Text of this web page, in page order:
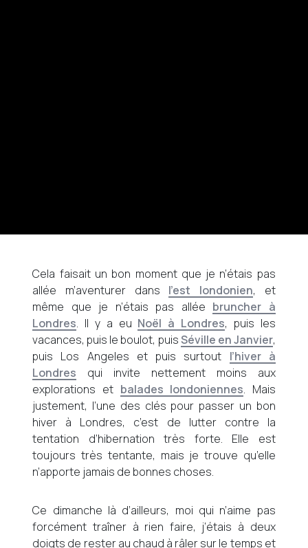
Cela faisait un bon moment que je n’étais pas
allée m’aventurer dans l’est londonien, et
même que je n’étais pas allée bruncher à
Londres. Il y a eu Noël à Londres, puis les
vacances, puis le boulot, puisSéville en Janvier,
puis Los Angeles et puis surtout l’hiver à
Londres qui invite nettement moins aux
explorations et balades londoniennes. Mais
justement, l’une des clés pour passer un bon
hiver à Londres, c’est de lutter contre la
tentation d’hibernation très forte. Elle est
toujours très tentante, mais je trouve qu’elle
n’apporte jamais de bonnes choses.
Ce dimanche là d’ailleurs, moi qui n’aime pas
forcément traîner à rien faire, j’étais à deux
doigts de rester au chaud à râler sur le temps et